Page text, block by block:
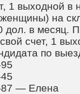
1 выходной в
на
дол. в месяц.
счет, 1
по
87 — Елена